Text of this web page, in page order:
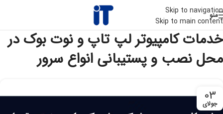
Skip to navigation
Skip to main content
منو
خدمات کامپیوتر لپ تاپ و نوت بوک در
محل نصب و پستیبانی انواع سرور
03
جولای